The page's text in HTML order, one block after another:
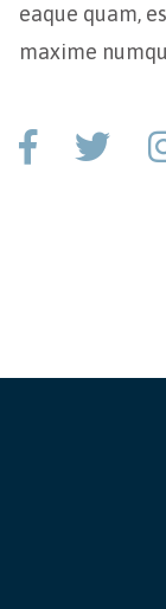
eaque quam,
maxime